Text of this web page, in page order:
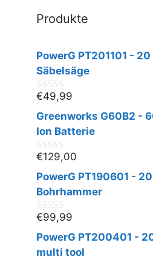
Produkte
PowerG PT201101 -
Säbelsäge
0
v
o
n
€49,99
Greenworks G60B2 -
Ion Batterie
0
v
o
n
€129,00
PowerG PT190601 -
Bohrhammer
0
v
o
n
€99,99
PowerG PT200401 -
multi tool